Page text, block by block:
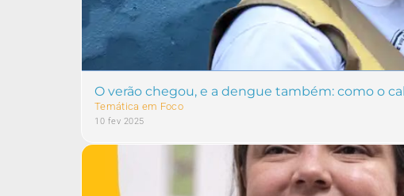
O verão chegou, e a dengue também: como o
Temática em Foco
10 fev 2025